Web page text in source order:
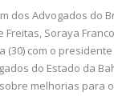
dos Advogados do
Freitas, Soraya
com o
do Estado da
melhorias para